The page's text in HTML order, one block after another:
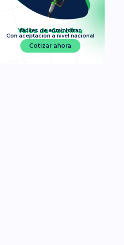
Vales de Gasolina
fáciles de administrar
Con aceptación a nivel nacional
Cotizar ahora